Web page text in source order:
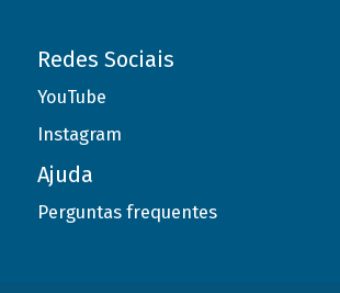
Redes Sociais
YouTube
Instagram
Ajuda
Perguntas frequentes